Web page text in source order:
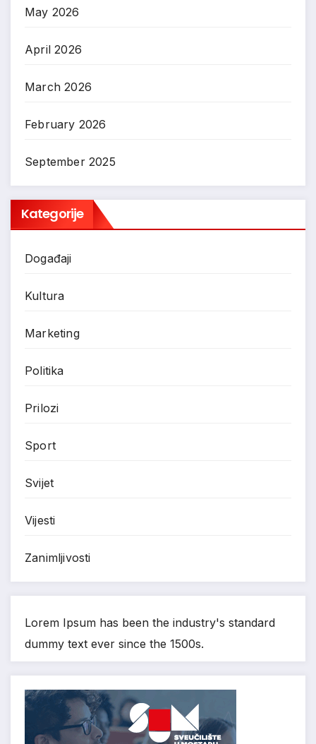
May 2026
April 2026
March 2026
February 2026
September 2025
Kategorije
Događaji
Kultura
Marketing
Politika
Prilozi
Sport
Svijet
Vijesti
Zanimljivosti
Lorem Ipsum has been the industry's standard
dummy text ever since the 1500s.